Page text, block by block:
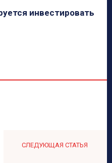
инвестировать
СЛЕДУЮЩАЯ СТАТЬЯ